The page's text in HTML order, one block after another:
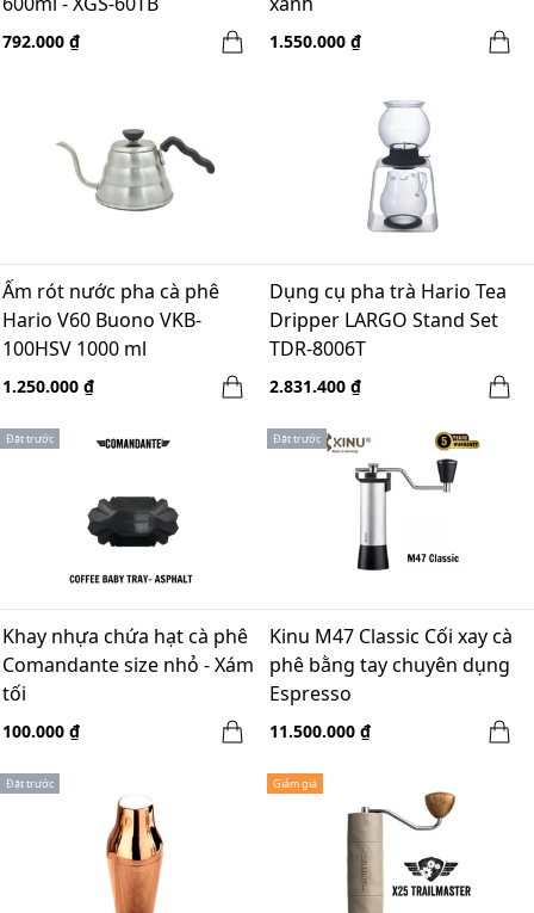
792.000 ₫ 1.550.000 ₫
Ấm rót nước pha cà phê
Hario V60 Buono VKB-
100HSV 1000 ml
1.250.000 ₫
Dụng cụ pha trà Hario Tea
Dripper LARGO Stand Set
TDR-8006T
2.831.400 ₫
Đặt trước
Khay nhựa chứa hạt cà phê
Comandante size nhỏ - Xám
tối
100.000 ₫
Đặt trước
Kinu M47 Classic Cối xay cà
phê bằng tay chuyên dụng
Espresso
11.500.000 ₫
Đặt trước Giảm giá